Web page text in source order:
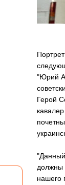
"Юрий
Герой
"Данный
должны
нашего